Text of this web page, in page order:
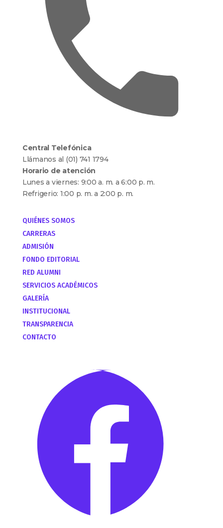
Central Telefónica
Llámanos al (01) 741 1794
Horario de atención
Lunes a viernes: 9:00 a. m. a 6:00 p. m.
Refrigerio: 1:00 p. m. a 2:00 p. m.
QUIÉNES SOMOS
CARRERAS
ADMISIÓN
FONDO EDITORIAL
RED ALUMNI
SERVICIOS ACADÉMICOS
GALERÍA
INSTITUCIONAL
TRANSPARENCIA
CONTACTO